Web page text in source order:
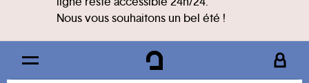
Nous vous souhaitons un bel été !